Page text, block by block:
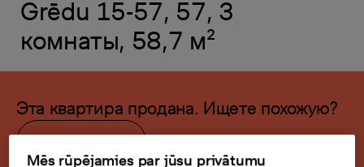
Grēdu 15-57, 57, 3
комнаты, 58,7 м²
Эта квартира продана. Ищете похожую?
Mēs rūpējamies par jūsu privātumu